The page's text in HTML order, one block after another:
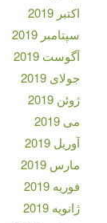
اکتبر 2019
سپتامبر 2019
آگوست 2019
جولای 2019
ژوئن 2019
می 2019
آوریل 2019
مارس 2019
فوریه 2019
ژانویه 2019